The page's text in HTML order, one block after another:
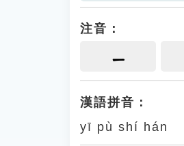
注音：
ㄧ
漢語拼音：
yī pù shí hán